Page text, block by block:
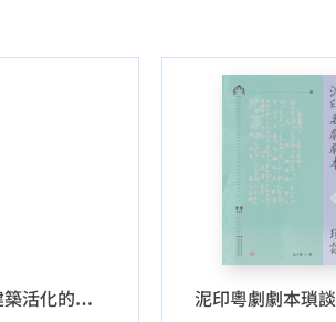
澳門文物建築活化的故事 泥印粵劇劇本瑣談